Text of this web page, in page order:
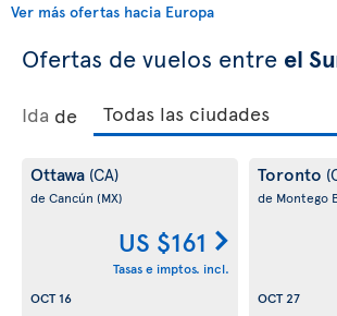
Ver más ofertas hacia Europa
Ofertas de vuelos entre el
Ida de
Ottawa (CA)
de Cancún (MX)
US $161
Tasas e imptos. incl.
OCT 16
Toronto
de Montego
OCT 27